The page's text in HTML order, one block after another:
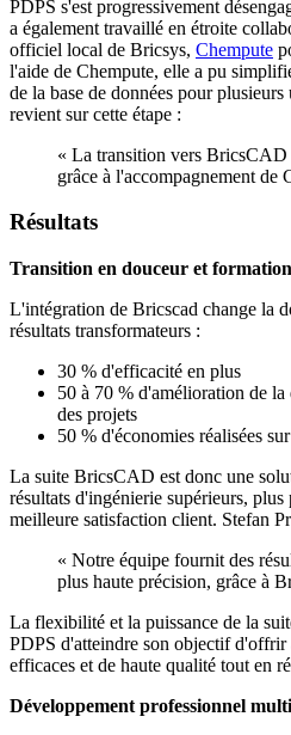
PDPS s'est progressivement
a également travaillé en étroite
officiel local de Bricsys, Chempute
l'aide de Chempute, elle a pu
de la base de données pour
revient sur cette étape :
« La transition vers BricsCAD
grâce à l'accompagnement de
Résultats
Transition en douceur et
L'intégration de Bricscad change la
résultats transformateurs :
30 % d'efficacité en plus
50 à 70 % d'amélioration de
des projets
50 % d'économies réalisées
La suite BricsCAD est donc une
résultats d'ingénierie supérieurs,
meilleure satisfaction client. Stefan
« Notre équipe fournit des
plus haute précision, grâce à
La flexibilité et la puissance de la
PDPS d'atteindre son objectif d'offrir
efficaces et de haute qualité tout en
Développement professionnel